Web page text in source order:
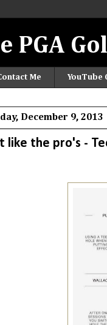
PGA
Me YouTube
December 9, 2013
like the pro's -